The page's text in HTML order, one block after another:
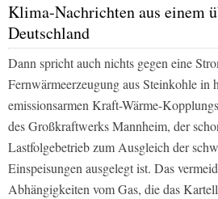
Klima-Nachrichten aus einem
Deutschland
Dann spricht auch nichts gegen eine
Fernwärmeerzeugung aus Steinkohle in
emissionsarmen Kraft-Wärme-
des Großkraftwerks Mannheim, der
Lastfolgebetrieb zum Ausgleich der
Einspeisungen ausgelegt ist. Das
Abhängigkeiten vom Gas, die das